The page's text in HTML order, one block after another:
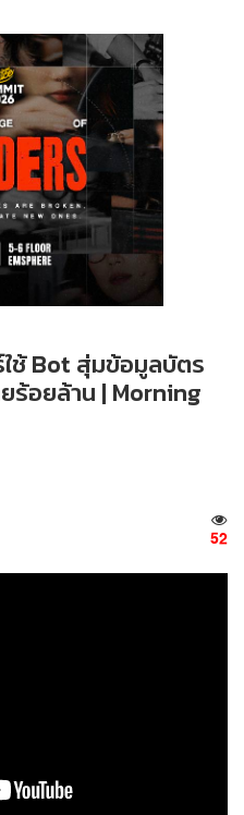
ช้ Bot สุ่มข้อมูลบัตร
ร้อยล้าน | Morning
52